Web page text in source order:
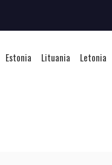
Estonia Lituania Letonia